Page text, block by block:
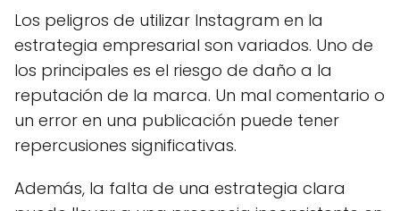
Los peligros de utilizar Instagram en la
estrategia empresarial son variados. Uno de
los principales es el riesgo de daño a la
reputación de la marca. Un mal comentario o
un error en una publicación puede tener
repercusiones significativas.
Además, la falta de una estrategia clara